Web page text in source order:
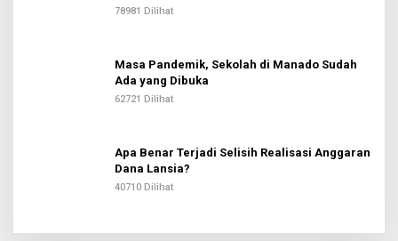
78981 Dilihat
Masa Pandemik, Sekolah di Manado Sudah
Ada yang Dibuka
62721 Dilihat
Apa Benar Terjadi Selisih Realisasi Anggaran
Dana Lansia?
40710 Dilihat